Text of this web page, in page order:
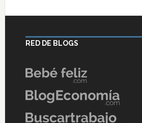
RED DE BLOGS